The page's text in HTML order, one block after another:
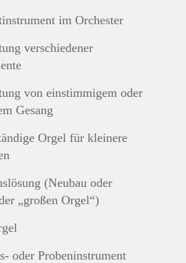
im Orchester
verschiedener
von einstimmigem oder
Gesang
Orgel für kleinere
(Neubau oder
„großen Orgel“)
Probeninstrument